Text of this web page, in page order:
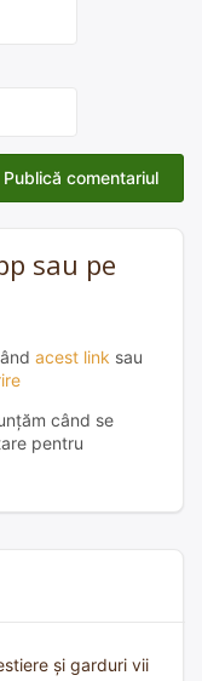
sau pe
acest link sau
când se
pentru
și garduri vii